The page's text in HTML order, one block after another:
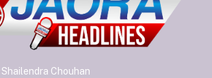
Shailendra Chouhan